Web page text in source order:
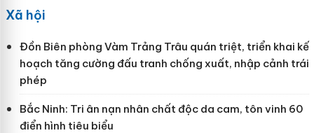
Xã hội
Đồn Biên phòng Vàm Trảng Trâu quán triệt, triển khai kế
hoạch tăng cường đấu tranh chống xuất, nhập cảnh trái
phép
Bắc Ninh: Tri ân nạn nhân chất độc da cam, tôn vinh 60
điển hình tiêu biểu